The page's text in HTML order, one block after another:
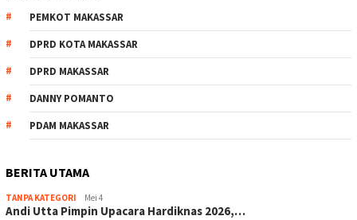
PEMKOT MAKASSAR
DPRD KOTA MAKASSAR
DPRD MAKASSAR
DANNY POMANTO
PDAM MAKASSAR
BERITA UTAMA
TANPA KATEGORI Mei 4
Andi Utta Pimpin Upacara Hardiknas 2026,…